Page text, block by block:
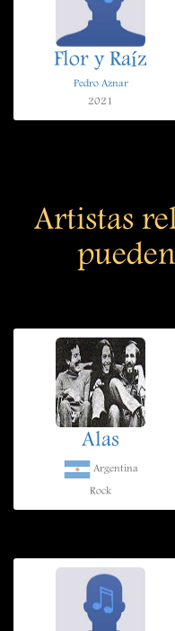
Flor y Raíz
Pedro Aznar
2021
Artistas
Alas
Argentina
Rock